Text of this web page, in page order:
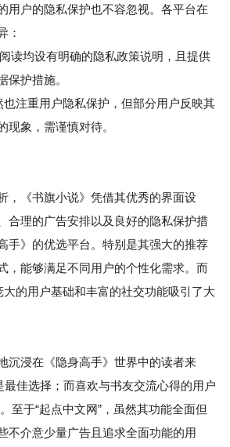
用户的隐私保护也不容忽视。各平台在
：
均设有明确的隐私政策说明，且提供
保护措施。
注重用户隐私保护，但部分用户反映其
现象，需谨慎对待。
，《书旗小说》凭借其优秀的界面设
合理的广告安排以及良好的隐私保护措
手》的优选平台。特别是其强大的推荐
，能够满足不同用户的个性化需求。而
大的用户基础和丰富的社交功能吸引了大
浸在《隐身高手》世界中的读者来
最佳选择；而喜欢与书友交流心得的用户
至于“起点中文网”，虽然其功能全面但
不介意少量广告且追求全面功能的用